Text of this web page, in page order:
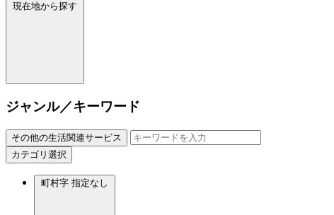
現在地から探す
ジャンル／キーワード
その他の生活関連サービス
カテゴリ選択
町村字 指定なし